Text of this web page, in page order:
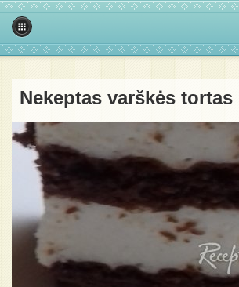
Nekeptas varškės tortas